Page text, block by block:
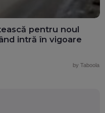
pentru noul
intră în vigoare
by Taboola